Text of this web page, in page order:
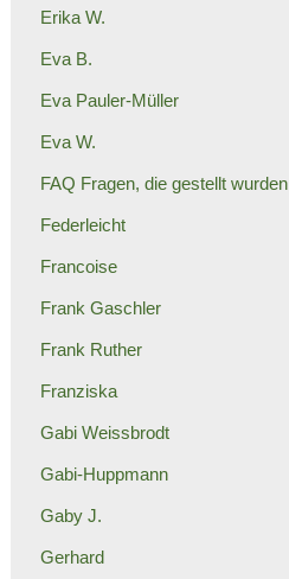
Erika W.
Eva B.
Eva Pauler-Müller
Eva W.
FAQ Fragen, die gestellt wurden
Federleicht
Francoise
Frank Gaschler
Frank Ruther
Franziska
Gabi Weissbrodt
Gabi-Huppmann
Gaby J.
Gerhard